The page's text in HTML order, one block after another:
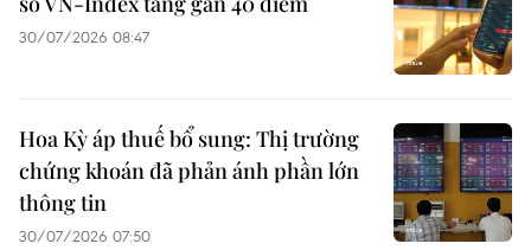
30/07/2026 08:47
Hoa Kỳ áp thuế bổ sung: Thị trường
chứng khoán đã phản ánh phần lớn
thông tin
30/07/2026 07:50